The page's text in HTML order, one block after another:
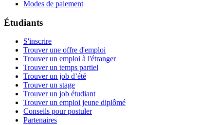
Modes de paiement
Étudiants
S'inscrire
Trouver une offre d'emploi
Trouver un emploi à l'étranger
Trouver un temps partiel
Trouver un job d’été
Trouver un stage
Trouver un job étudiant
Trouver un emploi jeune diplômé
Conseils pour postuler
Partenaires